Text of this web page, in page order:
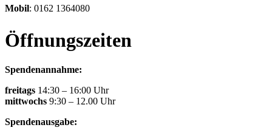
Mobil: 0162 1364080
Öffnungszeiten
Spendenannahme:
freitags 14:30 – 16:00 Uhr
mittwochs 9:30 – 12.00 Uhr
Spendenausgabe: